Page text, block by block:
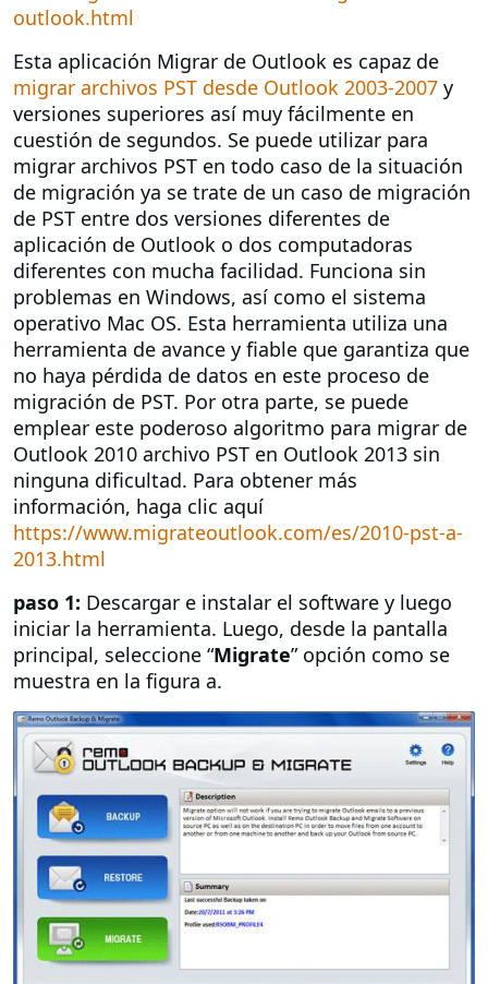
outlook.html
Esta aplicación Migrar de Outlook es capaz de
migrar archivos PST desde Outlook 2003-2007 y
versiones superiores así muy fácilmente en
cuestión de segundos. Se puede utilizar para
migrar archivos PST en todo caso de la situación
de migración ya se trate de un caso de migración
de PST entre dos versiones diferentes de
aplicación de Outlook o dos computadoras
diferentes con mucha facilidad. Funciona sin
problemas en Windows, así como el sistema
operativo Mac OS. Esta herramienta utiliza una
herramienta de avance y fiable que garantiza que
no haya pérdida de datos en este proceso de
migración de PST. Por otra parte, se puede
emplear este poderoso algoritmo para migrar de
Outlook 2010 archivo PST en Outlook 2013 sin
ninguna dificultad. Para obtener más
información, haga clic aquí
https://www.migrateoutlook.com/es/2010-pst-a-
2013.html
paso 1: Descargar e instalar el software y luego
iniciar la herramienta. Luego, desde la pantalla
principal, seleccione “Migrate” opción como se
muestra en la figura a.